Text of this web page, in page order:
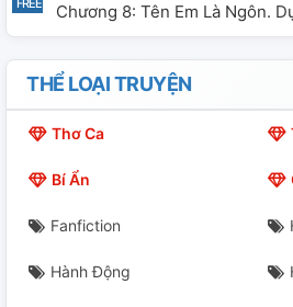
Chương 8: Tên Em Là Ngôn.
THỂ LOẠI TRUYỆN
Thơ Ca
Bí Ẩn
Fanfiction
Hành Động